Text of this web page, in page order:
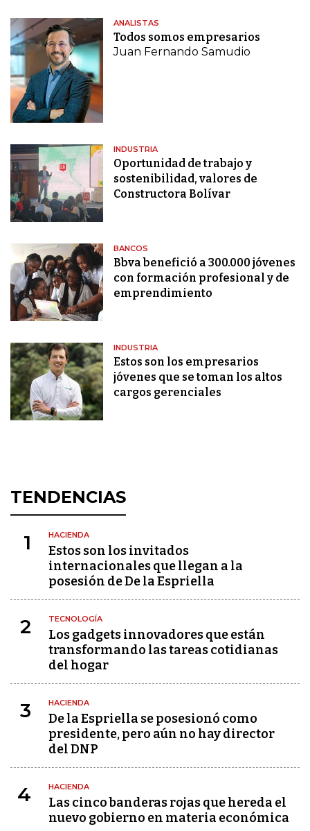
ANALISTAS
Todos somos empresarios
Juan Fernando Samudio
INDUSTRIA
Oportunidad de trabajo y
sostenibilidad, valores de
Constructora Bolívar
BANCOS
Bbva benefició a 300.000 jóvenes
con formación profesional y de
emprendimiento
INDUSTRIA
Estos son los empresarios
jóvenes que se toman los altos
cargos gerenciales
TENDENCIAS
1 HACIENDA
Estos son los invitados
internacionales que llegan a la
posesión de De la Espriella
2 TECNOLOGÍA
Los gadgets innovadores que están
transformando las tareas cotidianas
del hogar
3 HACIENDA
De la Espriella se posesionó como
presidente, pero aún no hay director
del DNP
4 HACIENDA
Las cinco banderas rojas que hereda el
nuevo gobierno en materia económica